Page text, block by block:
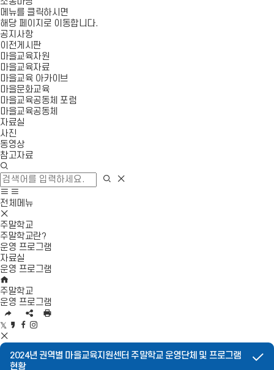
메뉴를 클릭하시면
해당 페이지로 이동합니다.
공지사항
이전게시판
마을교육자원
마을교육자료
마을교육 아카이브
마을문화교육
마을교육공동체 포럼
마을교육공동체
자료실
사진
동영상
참고자료
검
색
창
열
기
검 검
사
이
트
맵
이
동
모
바
메
뉴
열
기
전체메뉴
모
바
일
메
뉴
닫
기
주말학교
주말학교란?
운영 프로그램
자료실
운영 프로그램
H
O
M
E
주말학교
운영 프로그램
R
사
S
N
유
인
트
위
공
카
스
페
북
인
그
S
S2024년 권역별 마을교육지원센터 주말학교 운영단체 및 프로그램
현황